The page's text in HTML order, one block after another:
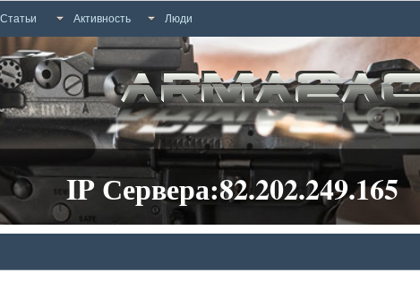
Статьи Активность Люди
IP Сервера:82.202.249.165